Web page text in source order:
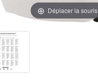
Déplacer la